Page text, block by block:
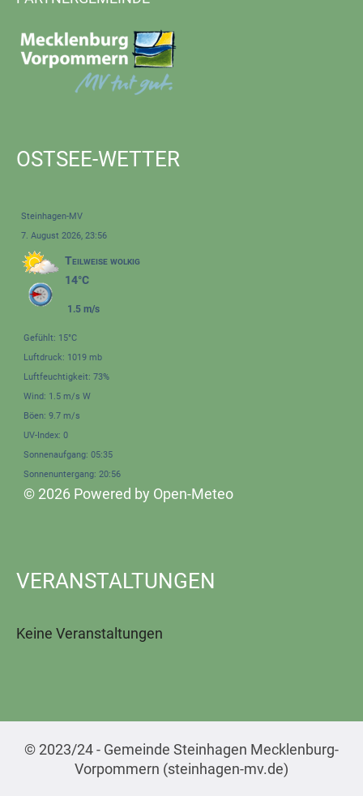
OSTSEE-WETTER
Steinhagen-MV
7. August 2026, 23:56
Teilweise wolkig
14°C
1.5 m/s
Gefühlt: 15°C
Luftdruck: 1019 mb
Luftfeuchtigkeit: 73%
Wind: 1.5 m/s W
Böen: 9.7 m/s
UV-Index: 0
Sonnenaufgang: 05:35
Sonnenuntergang: 20:56
© 2026 Powered by Open-Meteo
VERANSTALTUNGEN
Keine Veranstaltungen
© 2023/24 - Gemeinde Steinhagen Mecklenburg-
Vorpommern (steinhagen-mv.de)